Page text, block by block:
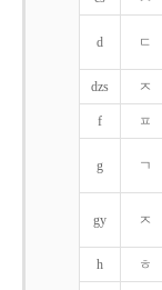
d ㄷ
dzs ㅈ
f ㅍ
g ㄱ
gy ㅈ
h ㅎ